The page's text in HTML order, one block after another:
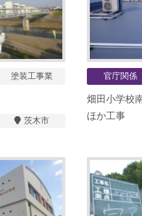
塗装工事業
茨木市
官庁関係
畑田小学校
ほか工事